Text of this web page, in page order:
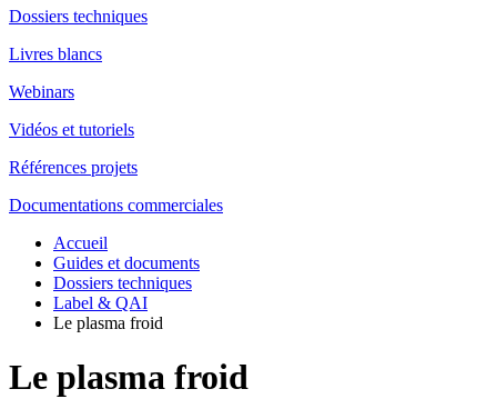
Dossiers techniques
Livres blancs
Webinars
Vidéos et tutoriels
Références projets
Documentations commerciales
Accueil
Guides et documents
Dossiers techniques
Label & QAI
Le plasma froid
Le plasma froid